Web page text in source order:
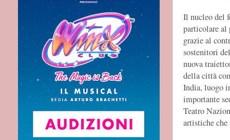
Il nucleo del
particolare al
grazie al
sostenitori
nuova
della città
India, luogo
importante
Teatro
artistiche